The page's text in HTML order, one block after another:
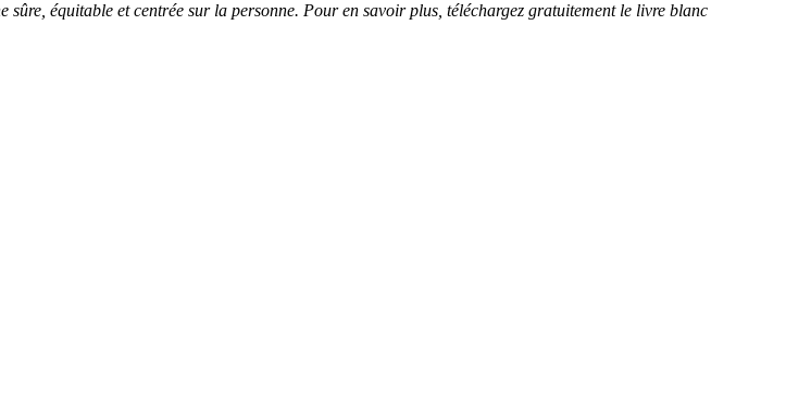
sûre, équitable et centrée sur la personne. Pour en savoir plus, téléchargez gratuitement le livre blanc